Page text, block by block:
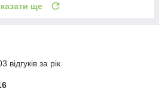
ще
за рік